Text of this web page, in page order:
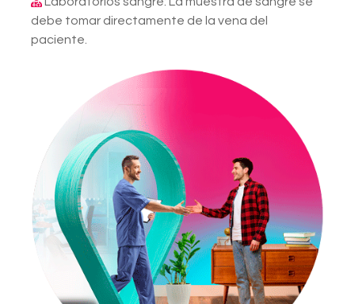
debe tomar directamente de la vena del
paciente.